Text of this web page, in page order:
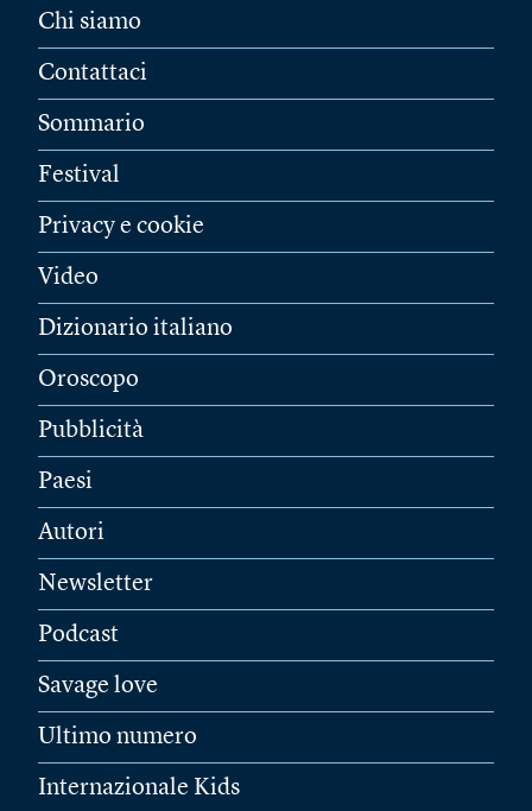
Chi siamo
Contattaci
Sommario
Festival
Privacy e cookie
Video
Dizionario italiano
Oroscopo
Pubblicità
Paesi
Autori
Newsletter
Podcast
Savage love
Ultimo numero
Internazionale Kids